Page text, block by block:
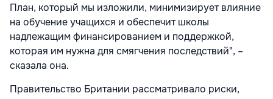
План, который мы изложили, минимизирует влияние
на обучение учащихся и обеспечит школы
надлежащим финансированием и поддержкой,
которая им нужна для смягчения последствий", –
сказала она.
Правительство Британии рассматривало риски,